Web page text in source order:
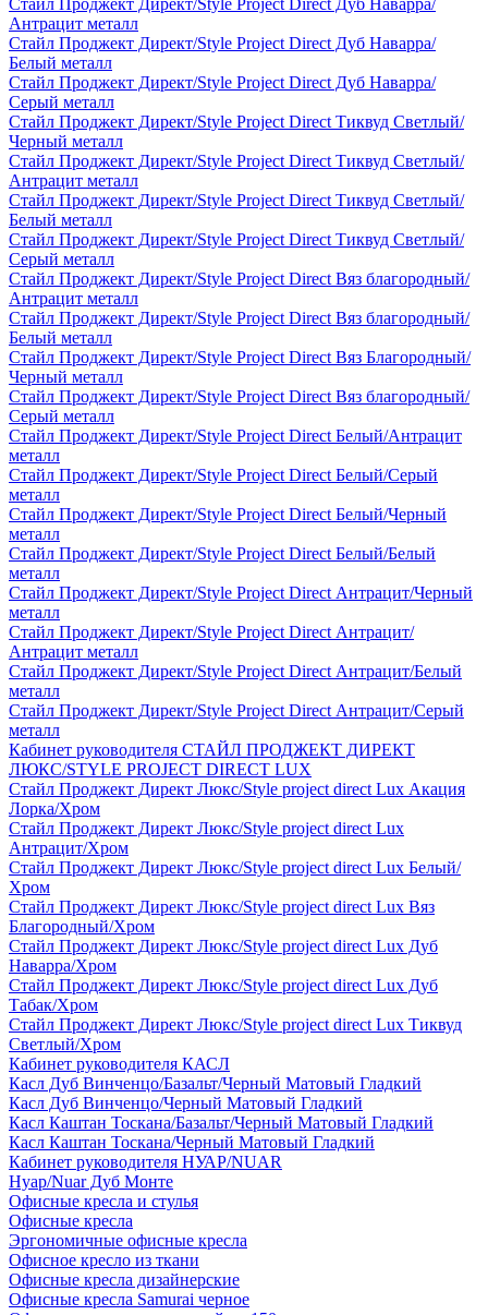
Стайл Проджект Директ/Style Project Direct Дуб Наварра/
Антрацит металл
Стайл Проджект Директ/Style Project Direct Дуб Наварра/
Белый металл
Стайл Проджект Директ/Style Project Direct Дуб Наварра/
Серый металл
Стайл Проджект Директ/Style Project Direct Тиквуд Светлый/
Черный металл
Стайл Проджект Директ/Style Project Direct Тиквуд Светлый/
Антрацит металл
Стайл Проджект Директ/Style Project Direct Тиквуд Светлый/
Белый металл
Стайл Проджект Директ/Style Project Direct Тиквуд Светлый/
Серый металл
Стайл Проджект Директ/Style Project Direct Вяз благородный/
Антрацит металл
Стайл Проджект Директ/Style Project Direct Вяз благородный/
Белый металл
Стайл Проджект Директ/Style Project Direct Вяз Благородный/
Черный металл
Стайл Проджект Директ/Style Project Direct Вяз благородный/
Серый металл
Стайл Проджект Директ/Style Project Direct Белый/Антрацит
металл
Стайл Проджект Директ/Style Project Direct Белый/Серый
металл
Стайл Проджект Директ/Style Project Direct Белый/Черный
металл
Стайл Проджект Директ/Style Project Direct Белый/Белый
металл
Стайл Проджект Директ/Style Project Direct Антрацит/Черный
металл
Стайл Проджект Директ/Style Project Direct Антрацит/
Антрацит металл
Стайл Проджект Директ/Style Project Direct Антрацит/Белый
металл
Стайл Проджект Директ/Style Project Direct Антрацит/Серый
металл
Кабинет руководителя СТАЙЛ ПРОДЖЕКТ ДИРЕКТ
ЛЮКС/STYLE PROJECT DIRECT LUX
Стайл Проджект Директ Люкс/Style project direct Lux Акация
Лорка/Хром
Стайл Проджект Директ Люкс/Style project direct Lux
Антрацит/Хром
Стайл Проджект Директ Люкс/Style project direct Lux Белый/
Хром
Стайл Проджект Директ Люкс/Style project direct Lux Вяз
Благородный/Хром
Стайл Проджект Директ Люкс/Style project direct Lux Дуб
Наварра/Хром
Стайл Проджект Директ Люкс/Style project direct Lux Дуб
Табак/Хром
Стайл Проджект Директ Люкс/Style project direct Lux Тиквуд
Светлый/Хром
Кабинет руководителя КАСЛ
Касл Дуб Винченцо/Базальт/Черный Матовый Гладкий
Касл Дуб Винченцо/Черный Матовый Гладкий
Касл Каштан Тоскана/Базальт/Черный Матовый Гладкий
Касл Каштан Тоскана/Черный Матовый Гладкий
Кабинет руководителя НУАР/NUAR
Нуар/Nuar Дуб Монте
Офисные кресла и стулья
Офисные кресла
Эргономичные офисные кресла
Офисное кресло из ткани
Офисные кресла дизайнерские
Офисные кресла Samurai черное